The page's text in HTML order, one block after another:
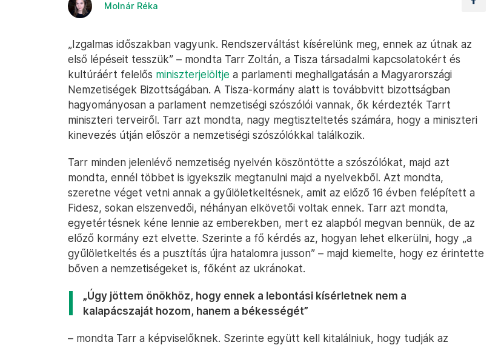
Molnár Réka
„Izgalmas időszakban vagyunk. Rendszerváltást kísérelünk meg, ennek az útnak az
első lépéseit tesszük” – mondta Tarr Zoltán, a Tisza társadalmi kapcsolatokért és
kultúráért felelős miniszterjelöltje a parlamenti meghallgatásán a Magyarországi
Nemzetiségek Bizottságában. A Tisza-kormány alatt is továbbvitt bizottságban
hagyományosan a parlament nemzetiségi szószólói vannak, ők kérdezték Tarrt
miniszteri terveiről. Tarr azt mondta, nagy megtiszteltetés számára, hogy a miniszteri
kinevezés útján először a nemzetiségi szószólókkal találkozik.
Tarr minden jelenlévő nemzetiség nyelvén köszöntötte a szószólókat, majd azt
mondta, ennél többet is igyekszik megtanulni majd a nyelvekből. Azt mondta,
szeretne véget vetni annak a gyűlöletkeltésnek, amit az előző 16 évben felépített a
Fidesz, sokan elszenvedői, néhányan elkövetői voltak ennek. Tarr azt mondta,
egyetértésnek kéne lennie az emberekben, mert ez alapból megvan bennük, de az
előző kormány ezt elvette. Szerinte a fő kérdés az, hogyan lehet elkerülni, hogy „a
gyűlöletkeltés és a pusztítás újra hatalomra jusson” – majd kiemelte, hogy ez érintette
bőven a nemzetiségeket is, főként az ukránokat.
„Úgy jöttem önökhöz, hogy ennek a lebontási kísérletnek nem a
kalapácszaját hozom, hanem a békességét”
– mondta Tarr a képviselőknek. Szerinte együtt kell kitalálniuk, hogy tudják az